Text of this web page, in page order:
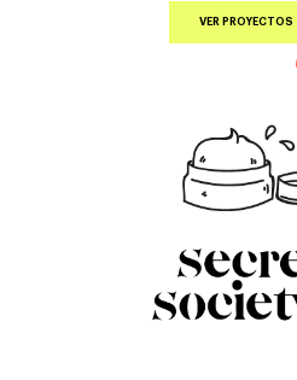
VER PROYECTOS